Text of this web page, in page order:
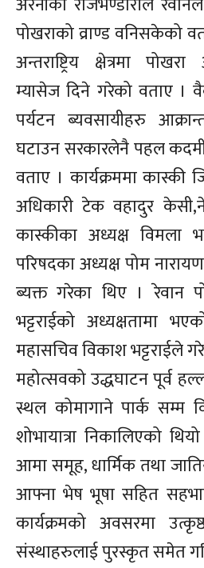
पोखराको व्राण्ड वनिसकेको
अन्तराष्ट्रिय क्षेत्रमा
म्यासेज दिने गरेको वताए ।
पर्यटन ब्यवसायीहरु
घटाउन सरकारलेनै पहल कदमी
वताए । कार्यक्रममा कास्की
अधिकारी टेक वहादुर
कास्कीका अध्यक्ष विमला
परिषदका अध्यक्ष पोम
ब्यक्त गरेका थिए । रेवान
भट्टराईको अध्यक्षतामा
महासचिव विकाश भट्टराईले
महोत्सवको उद्धघाटन पूर्व
स्थल कोमागाने पार्क सम्म
शोभायात्रा निकालिएको
आमा समूह, धार्मिक तथा
आफ्ना भेष भूषा सहित
कार्यक्रमको अवसरमा
संस्थाहरुलाई पुरस्कृत समेत